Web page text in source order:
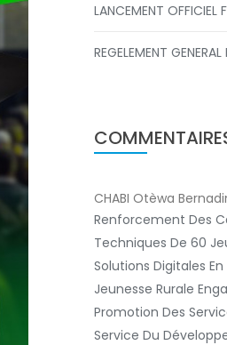
LANCEMENT OFFICIEL
REGELEMENT
CHABI Otèwa
Renforcement Des
Techniques De 60
Solutions Digitales
Jeunesse Rurale
Promotion Des
Service Du